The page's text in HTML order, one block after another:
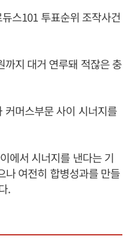
스101 투표순위 조작사건
지 대거 연루돼 적잖은 충
커머스부문 사이 시너지를
에서 시너지를 낸다는 기
나 여전히 합병성과를 만들
.